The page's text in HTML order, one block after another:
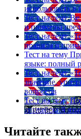
использовать в
Тест на тему Be
и примеры
Тест на тему
правила и
Тест на тему
языке: полный
Тест на тему
значение,
вопросов
Тест на тему
английский
Читайте